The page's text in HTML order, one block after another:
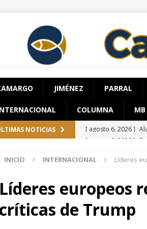
JIMÉNEZ PARRAL
COLUMNA MB
NOTICIAS [ agosto 6, 2026 ]
Salud en el
ESTATAL
[ agosto 6, 2026 ]
INICIO INTERNACIONAL Líderes
Líderes europeos
críticas de Trump